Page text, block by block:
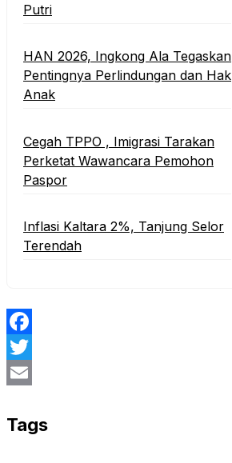
Putri
HAN 2026, Ingkong Ala Tegaskan
Pentingnya Perlindungan dan Hak
Anak
Cegah TPPO , Imigrasi Tarakan
Perketat Wawancara Pemohon
Paspor
Inflasi Kaltara 2%, Tanjung Selor
Terendah
Facebook
Twitter
Tags